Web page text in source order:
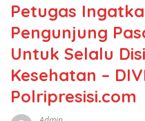
Petugas
Pengunjung
Untuk Selalu
Kesehatan –
Polripresisi.com